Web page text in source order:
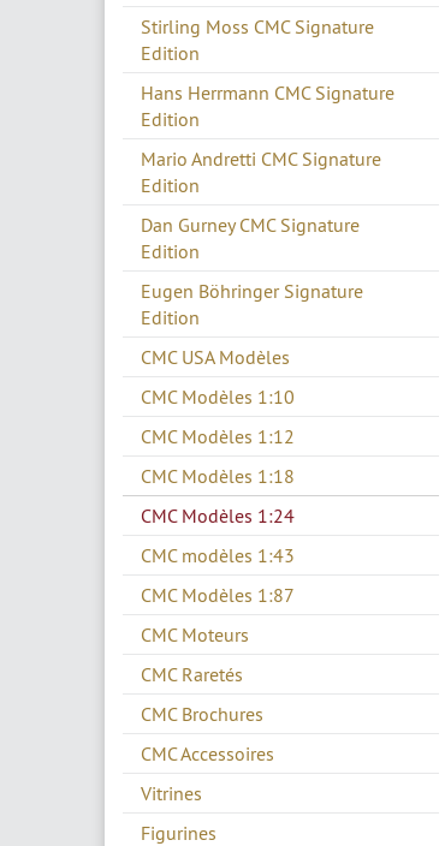
Stirling Moss CMC Signature
Edition
Hans Herrmann CMC Signature
Edition
Mario Andretti CMC Signature
Edition
Dan Gurney CMC Signature
Edition
Eugen Böhringer Signature
Edition
CMC USA Modèles
CMC Modèles 1:10
CMC Modèles 1:12
CMC Modèles 1:18
CMC Modèles 1:24
CMC modèles 1:43
CMC Modèles 1:87
CMC Moteurs
CMC Raretés
CMC Brochures
CMC Accessoires
Vitrines
Figurines